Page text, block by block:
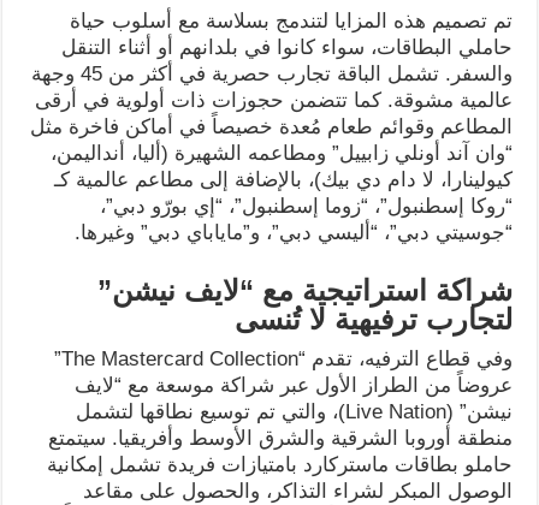
تم تصميم هذه المزايا لتندمج بسلاسة مع أسلوب حياة
حاملي البطاقات، سواء كانوا في بلدانهم أو أثناء التنقل
والسفر. تشمل الباقة تجارب حصرية في أكثر من 45 وجهة
عالمية مشوقة. كما تتضمن حجوزات ذات أولوية في أرقى
المطاعم وقوائم طعام مُعدة خصيصاً في أماكن فاخرة مثل
“وان آند أونلي زابييل” ومطاعمه الشهيرة (أليا، أنداليمن،
كيولينارا، لا دام دي بيك)، بالإضافة إلى مطاعم عالمية كـ
“روكا إسطنبول”، “زوما إسطنبول”، “إي بورّو دبي”،
“جوسيتي دبي”، “أليسي دبي”، و”ماياباي دبي” وغيرها.
شراكة استراتيجية مع “لايف نيشن”
لتجارب ترفيهية لا تُنسى
وفي قطاع الترفيه، تقدم “The Mastercard Collection”
عروضاً من الطراز الأول عبر شراكة موسعة مع “لايف
نيشن” (Live Nation)، والتي تم توسيع نطاقها لتشمل
منطقة أوروبا الشرقية والشرق الأوسط وأفريقيا. سيتمتع
حاملو بطاقات ماستركارد بامتيازات فريدة تشمل إمكانية
الوصول المبكر لشراء التذاكر، والحصول على مقاعد